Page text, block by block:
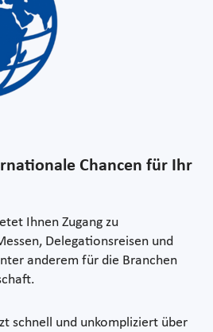
Chancen für Ihr
Ihnen Zugang zu
Delegationsreisen und
anderem für die Branchen
schnell und unkompliziert über